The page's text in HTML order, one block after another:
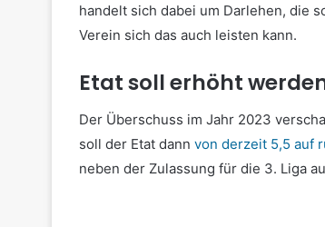
handelt sich dabei um Darlehen, die
Verein sich das auch leisten kann.
Etat soll erhöht
Der Überschuss im Jahr 2023
soll der Etat dann von derzeit 5,5 auf
neben der Zulassung für die 3. Liga